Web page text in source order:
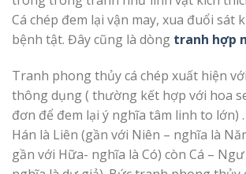
Cá chép đem lại vận may, xua đuổi sát
bệnh tật. Đây cũng là dòng tranh hợp
Tranh phong thủy cá chép xuất hiện
thông dụng ( thường kết hợp với hoa
đơn để đem lại ý nghĩa tâm linh to lớn)
Hán là Liên (gần với Niên – nghĩa là
gần với Hữa- nghĩa là Có) còn Cá –